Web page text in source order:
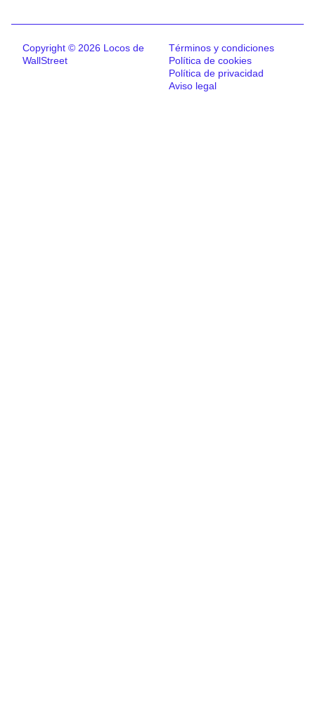
Copyright © 2026 Locos de
WallStreet
Términos y condiciones
Política de cookies
Política de privacidad
Aviso legal